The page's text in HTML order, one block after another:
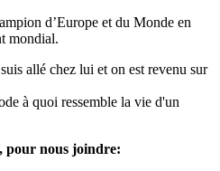
d’Europe et du Monde en
mondial.
allé chez lui et on est revenu sur
à quoi ressemble la vie d'un
pour nous joindre: